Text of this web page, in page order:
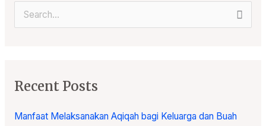
c
Recent Posts
Manfaat Melaksanakan Aqiqah bagi Keluarga dan Buah